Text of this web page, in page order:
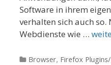
Software in ihrem
verhalten sich auch so.
Webdienste wie …
Kategorien
Browser, Firefox